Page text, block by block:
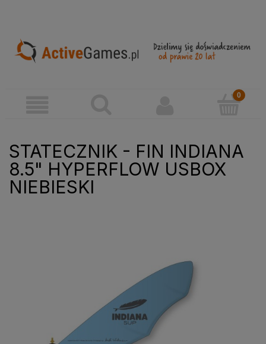
STATECZNIK - FIN INDIANA
8.5" HYPERFLOW USBOX
NIEBIESKI